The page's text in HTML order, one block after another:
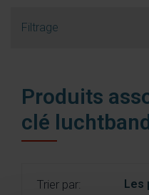
Blogs
Contact
nl
fr
Filtrage
Produits
clé
Trier par: